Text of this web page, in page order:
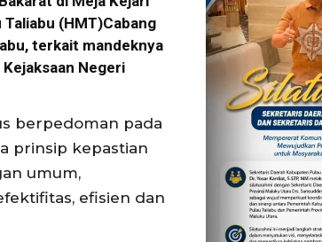
(HMT)Cabang
terkait mandeknya
Negeri
berpedoman pada
prinsip kepastian
umum,
efisien dan